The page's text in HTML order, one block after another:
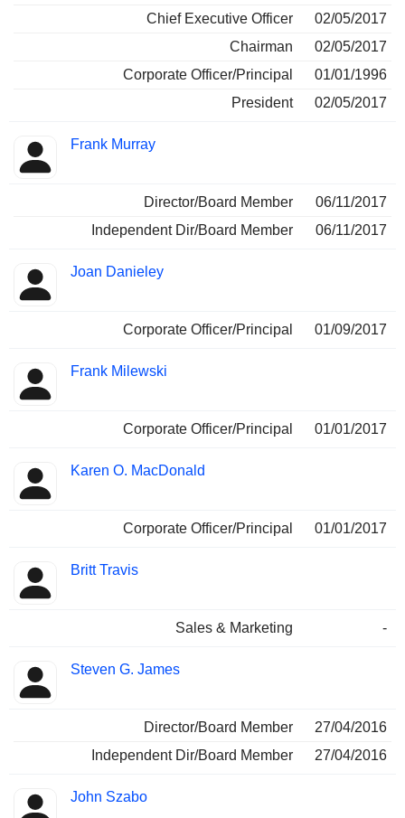
Chief Executive Officer
02/05/2017
Chairman
02/05/2017
Corporate Officer/Principal
01/01/1996
President
02/05/2017
Frank Murray
Director/Board Member
06/11/2017
Independent Dir/Board Member
06/11/2017
Joan Danieley
Corporate Officer/Principal 01/09/2017
Frank Milewski
Corporate Officer/Principal 01/01/2017
Karen O. MacDonald
Corporate Officer/Principal 01/01/2017
Britt Travis
Sales & Marketing -
Steven G. James
Director/Board Member
27/04/2016
Independent Dir/Board Member
27/04/2016
John Szabo